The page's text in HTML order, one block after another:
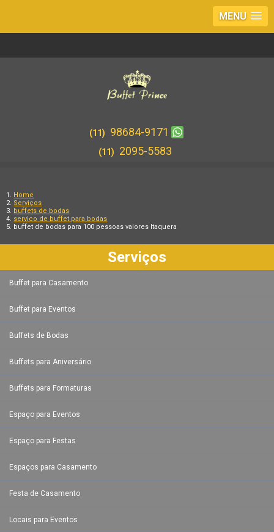
MENU
(11) 98684-9171
(11) 2095-5583
Home
Serviços
buffets de bodas
serviço de buffet para bodas
buffet de bodas para 100 pessoas valores Itaquera
Serviços
Buffet para Casamento
Buffet para Eventos
Buffets de Bodas
Buffets para Aniversário
Buffets para Formaturas
Espaço para Eventos
Espaço para Festas
Espaços para Casamento
Festa de Casamento
Locais para Eventos